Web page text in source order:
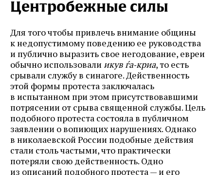
Центробежные силы
Для того чтобы привлечь внимание общины
к недопустимому поведению ее руководства
и публично выразить свое негодование, евреи
обычно использовали икув ѓа‑криа, то есть
срывали службу в синагоге. Действенность
этой формы протеста заключалась
в испытанном при этом присутствовавшими
потрясении от срыва священной службы. Цель
подобного протеста состояла в публичном
заявлении о вопиющих нарушениях. Однако
в николаевской России подобные действия
стали столь частыми, что практически
потеряли свою действенность. Одно
из описаний подобного протеста — и его
почте
Подписаться